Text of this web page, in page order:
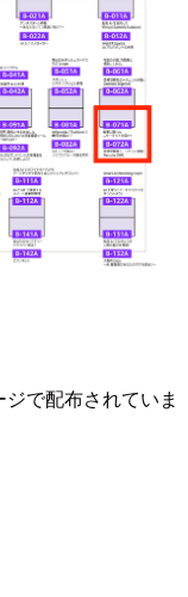
で配布されていま